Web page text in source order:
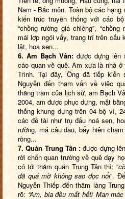
Nam - Bắc môn. Toàn bộ các
kiến trúc truyền thống với các
“chồng rường giá chiêng”,
mái lợp ngói vẩy, trang trí trên cấu
lật, hoa sen...
6. Am Bạch Vân: được dựng lên
cáo quan về quê. Am xưa là nhà
Trình. Tại đây, Ông đã tiếp kiến
Nguyễn đến tham vấn về việc
thăng trầm của lịch sử, am Bạch
2004, am được phục dựng, mặt
thống khung dựng trên 04 bộ vì,
các đề tài như trụ đấu hoá sen,
rường, má câu đầu, bẩy hiên
rồng...
7. Quán Trung Tân :được dựng
rời chốn quan trường về quê dạy
có tới thăm quán Trung Tân thì: “
đã quá mờ không sao đọc nổi”.
Nguyễn Thiếp đến thăm làng
rõ: “Am, bia đều mất hết/ Man